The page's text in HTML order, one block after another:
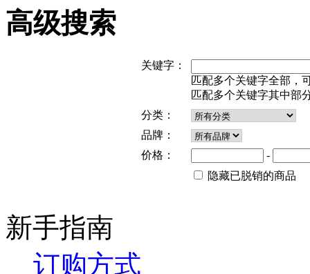
高级搜索
关键字：
匹配多个关键字全部，
匹配多个关键字其中部
分类：
品牌：
价格：
-
隐藏已脱销的商品
新手指南
订购方式